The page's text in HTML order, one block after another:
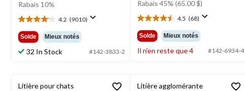
Rabais 10%
4.2 (9010)
4.2
étoile(s)
sur
5.
Solde Mieux notés
32 In Stock #142-3833-2
Rabais 45% (65.00 $)
4.5 (68)
4.5
étoile(s)
sur
5.
Solde Mieux notés
Il n’en reste que 4 #142-6934-4
Litière pour chats
Litière agglomérante